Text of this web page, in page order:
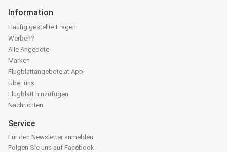
Information
Häufig gestellte Fragen
Werben?
Alle Angebote
Marken
Flugblattangebote.at App
Über uns
Flugblatt hinzufügen
Nachrichten
Service
Für den Newsletter anmelden
Folgen Sie uns auf Facebook